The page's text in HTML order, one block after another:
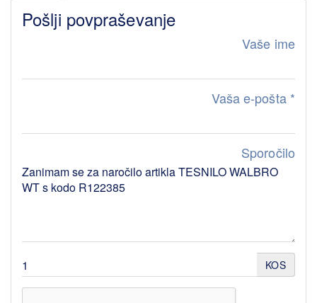
Pošlji povpraševanje
Vaše ime
Vaša e-pošta *
Sporočilo
KOS